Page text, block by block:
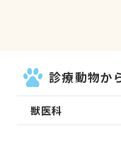
診療動物か
獣医科